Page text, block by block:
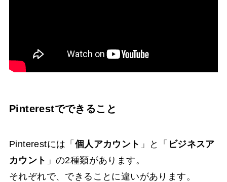
Pinterestでできること
Pinterestには「 個人アカウント 」と「 ビジネスア
カウント 」の2種類があります。
それぞれで、できることに違いがあります。